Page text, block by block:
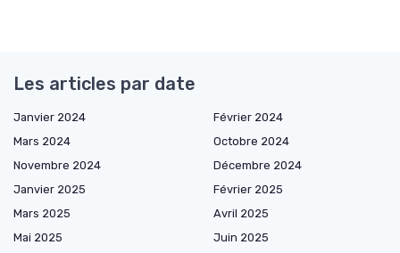
Les articles par date
Janvier 2024
Février 2024
Mars 2024
Octobre 2024
Novembre 2024
Décembre 2024
Janvier 2025
Février 2025
Mars 2025
Avril 2025
Mai 2025
Juin 2025